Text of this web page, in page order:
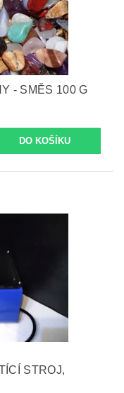
- SMĚS 100 G
STROJ,